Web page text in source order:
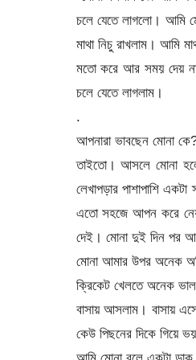
চলে যেতে লাগলো। আমি
মাথা নিচু রাখলাম। আমি
মতো করে আর সময় দেয়
চলে যেতে লাগলাম।
.
আপনারা ভাবছেন মোনা
তাইতো। আসলে মোনা
লেখাপড়ার পাশাপাশি
এতো সহজে আপন করে নেয়
দেই। মোনা দুই দিন পর
মোনা আমার উপর অনেক
ক্রিকেট খেলতে অনেক
বাসায় আসলাম। বাসায়
কেউ পিছনের দিকে গিয়ে